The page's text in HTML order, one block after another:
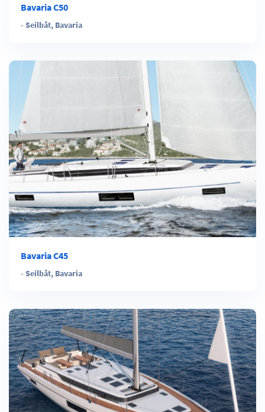
Bavaria C50
- Seilbåt, Bavaria
Bavaria C45
- Seilbåt, Bavaria